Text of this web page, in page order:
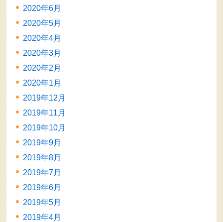
2020年6月
2020年5月
2020年4月
2020年3月
2020年2月
2020年1月
2019年12月
2019年11月
2019年10月
2019年9月
2019年8月
2019年7月
2019年6月
2019年5月
2019年4月